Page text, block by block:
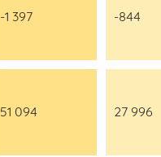
-1 397 -844
51 094 27 996